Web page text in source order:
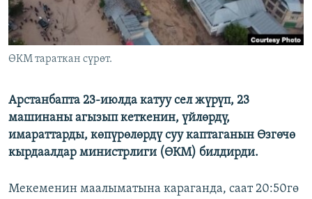
ӨКМ тараткан сүрөт.
Арстанбапта 23-июлда катуу сел жүрүп, 23
машинаны агызып кеткенин, үйлөрдү,
имараттарды, көпүрөлөрдү суу каптаганын Өзгөчө
кырдаалдар министрлиги (ӨКМ) билдирди.
Мекеменин маалыматына караганда, саат 20:50гө